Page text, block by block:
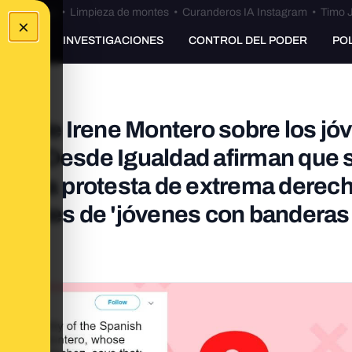
×
Bulos Ceuta • Limpieza de montes• Curanderos IA Instagram • Timo
INVESTIGACIONES CONTROL DEL PODER
de Irene Montero sobre los
Desde Igualdad afirman que
una protesta de extrema
de 'jóvenes con